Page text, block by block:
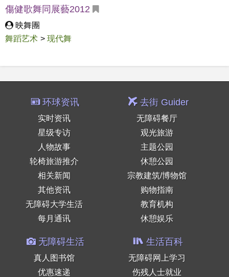
傷健歌舞同展藝2012
映舞團
舞蹈艺术 > 现代舞
环球资讯
实时资讯
星级专访
人物故事
轮椅旅游推介
相关新闻
其他资讯
无障碍大学生活
每月通讯
去街 Guider
无障碍餐厅
观光旅游
主题公园
休憩公园
宗教建筑/博物馆
购物指南
教育机构
休憩娱乐
无障碍生活
真人图书馆
优惠速递
生活百科
无障碍网上学习
伤残人士就业